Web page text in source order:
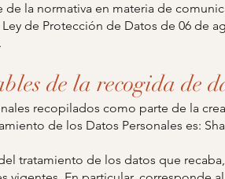
de la normativa en materia de
de Protección de Datos de 06 de
de la recogida de
recopilados como parte de la
de los Datos Personales es:
tratamiento de los datos que recaba,